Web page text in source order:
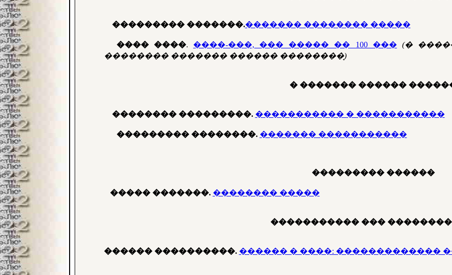
��������� �������.������� �������� �����
���� ����. ����-���, ��� ����� �� 100 ���
(�
�������� ������� ������ ��������͔)
� ������� ������
�������� ���������. ����������� � �����������
��������� ��������. ������� �����������
��������� ������
����� �������. �������� �����
����������� ���
������ ����������. ������ � ����: �������������